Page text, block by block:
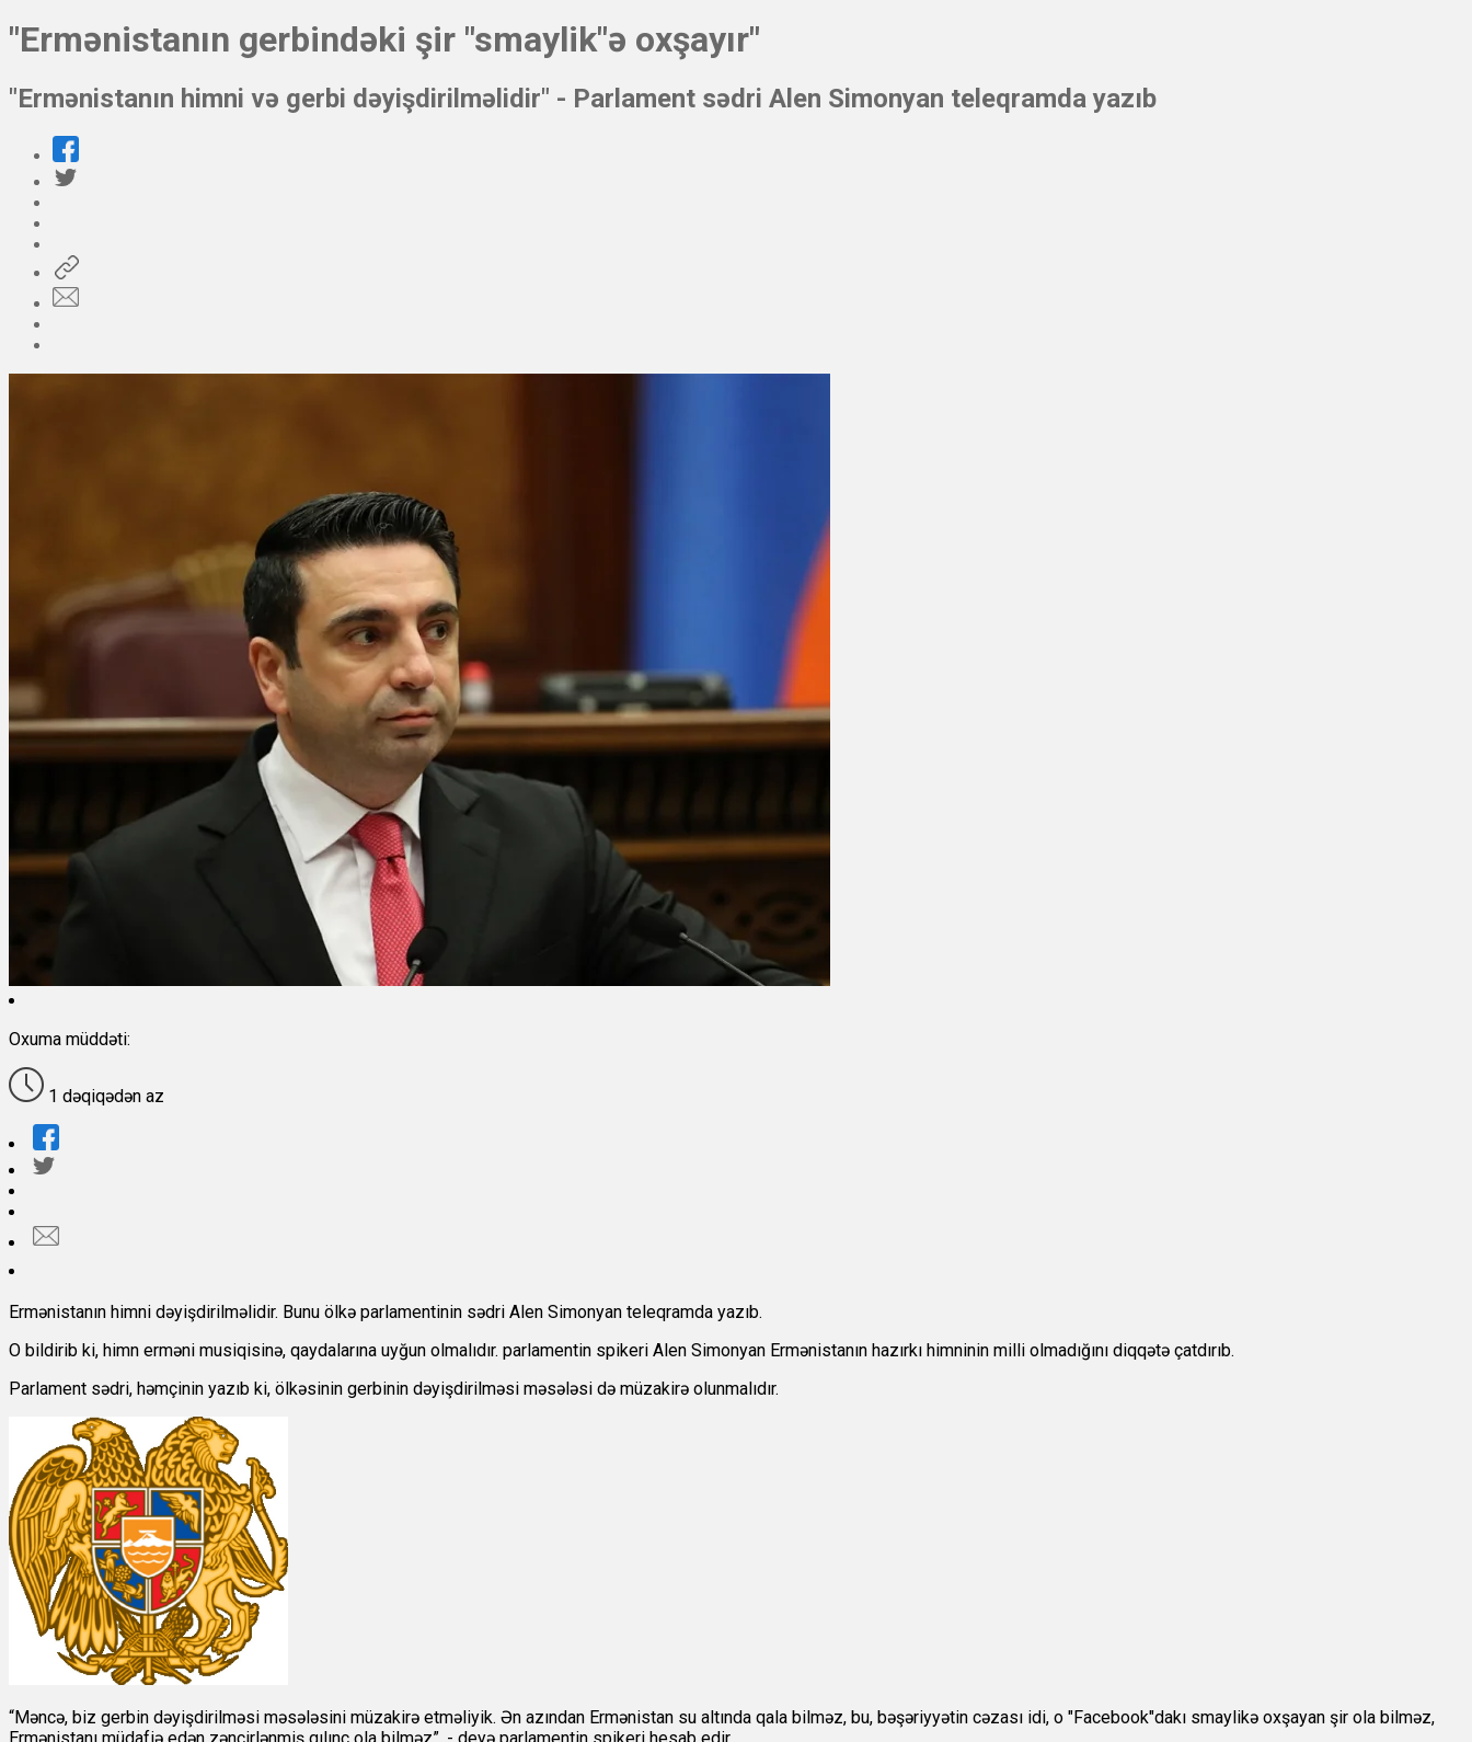
"Ermənistanın gerbindəki şir "smaylik"ə oxşayır"
"Ermənistanın himni və gerbi dəyişdirilməlidir" - Parlament sədri Alen Simonyan teleqramda yazıb
Oxuma müddəti:
1 dəqiqədən az
Ermənistanın himni dəyişdirilməlidir. Bunu ölkə parlamentinin sədri Alen Simonyan teleqramda yazıb.
O bildirib ki, himn erməni musiqisinə, qaydalarına uyğun olmalıdır. parlamentin spikeri Alen Simonyan Ermənistanın hazırkı himninin milli olmadığını diqqətə çatdırıb.
Parlament sədri, həmçinin yazıb ki, ölkəsinin gerbinin dəyişdirilməsi məsələsi də müzakirə olunmalıdır.
“Məncə, biz gerbin dəyişdirilməsi məsələsini müzakirə etməliyik. Ən azından Ermənistan su altında qala bilməz, bu, bəşəriyyətin cəzası idi, o "Facebook"dakı smaylikə oxşayan şir ola bilməz,